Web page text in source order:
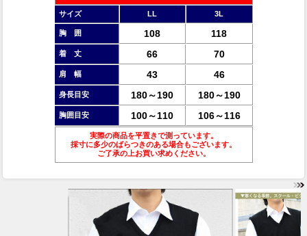
サイズ LL 3L
胸 囲 108 118
着 丈 66 70
肩 幅 43 46
身長目安 180～190 180～190
胸囲目安 100～110 106～116
実際の商品を平置きで測っています。
採寸に多少のばらつきのある場合もございます。
ご了承の上お買い求めください。